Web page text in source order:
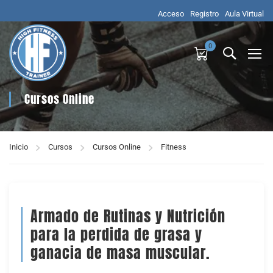
Acceso Registro Aula Virtual
0
Cursos Online
Inicio Cursos Cursos Online Fitness
Armado de Rutinas y Nutrición
para la perdida de grasa y
ganacia de masa muscular.